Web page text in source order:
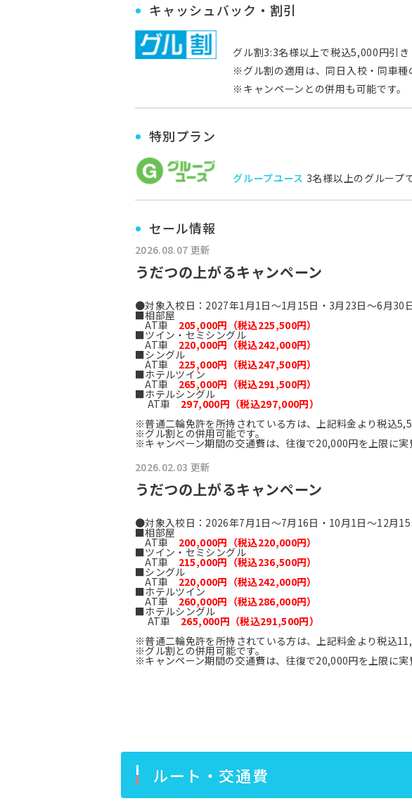
キャッシュバック・割引
グル割3:3名様以上で税込5,000円引き
※グル割の適用は、同日入校・同車種
※キャンペーンとの併用も可能です。
特別プラン
グループユース 3名様以上のグループ
セール情報
2026.08.07 更新
うだつの上がるキャンペーン
●対象入校日：2027年1月1日～1月15日・3月23日～6月30
■相部屋
AT車 205,000円（税込225,500円）
■ツイン・セミシングル
AT車 220,000円（税込242,000円）
■シングル
AT車 225,000円（税込247,500円）
■ホテルツイン
AT車 265,000円（税込291,500円）
■ホテルシングル
AT車 297,000円（税込297,000円）
※普通二輪免許を所持されている方は、上記料金より税込
※グル割との併用可能です。
※キャンペーン期間の交通費は、往復で20,000円を上限に実
2026.02.03 更新
うだつの上がるキャンペーン
●対象入校日：2026年7月1日～7月16日・10月1日～12月15
■相部屋
AT車 200,000円（税込220,000円）
■ツイン・セミシングル
AT車 215,000円（税込236,500円）
■シングル
AT車 220,000円（税込242,000円）
■ホテルツイン
AT車 260,000円（税込286,000円）
■ホテルシングル
AT車 265,000円（税込291,500円）
※普通二輪免許を所持されている方は、上記料金より税込
※グル割との併用可能です。
※キャンペーン期間の交通費は、往復で20,000円を上限に実
ルート・交通費